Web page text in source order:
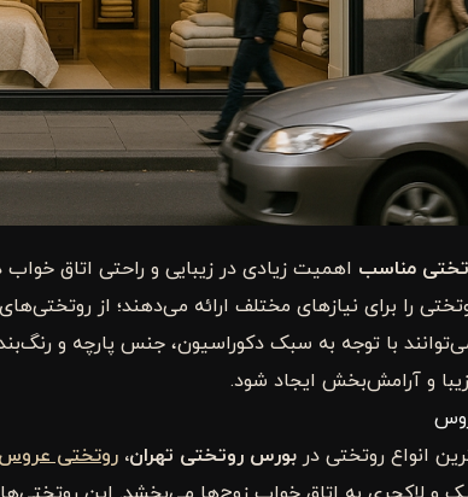
مناسب اهمیت زیادی در زیبایی و راحتی اتاق خواب
را برای نیازهای مختلف ارائه می‌دهند؛ از
با توجه به سبک دکوراسیون، جنس پارچه و
و آرامش‌بخش ایجاد شود.
انواع روتختی در بورس روتختی تهران، روتختی عروس